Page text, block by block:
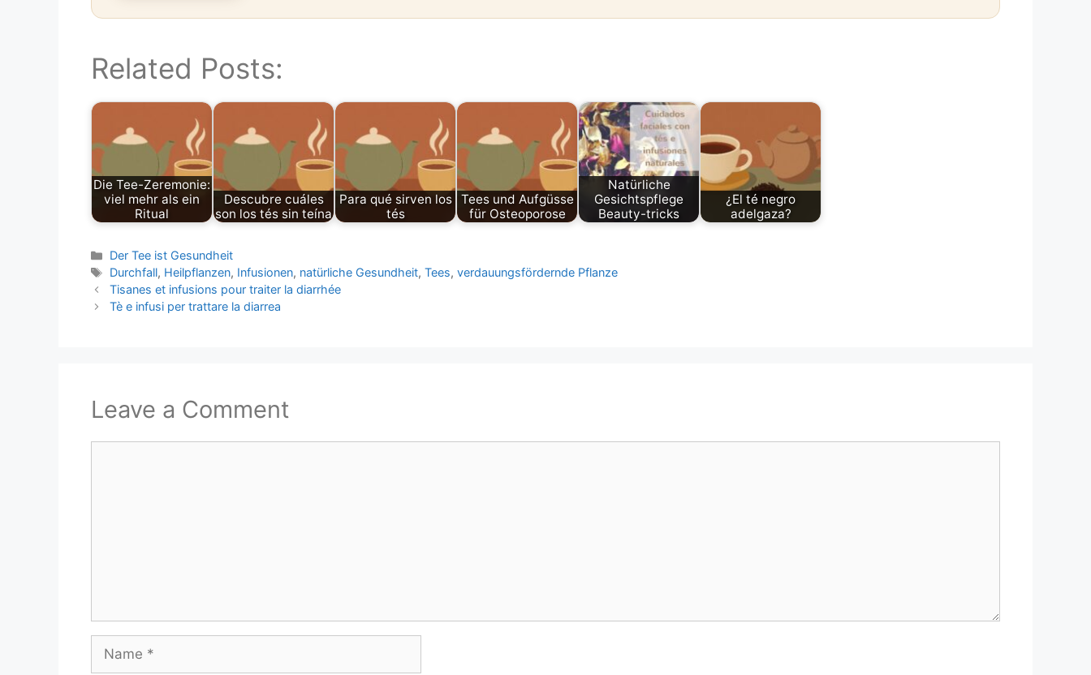
Related Posts:
Die Tee-Zeremonie:
viel mehr als ein
Ritual
Descubre cuáles
son los tés sin teína
Para qué sirven los
tés
Tees und Aufgüsse
für Osteoporose
Natürliche
Gesichtspflege
Beauty-tricks
¿El té negro
adelgaza?
Categories
Der Tee ist Gesundheit
Tags
Durchfall, Heilpflanzen, Infusionen, natürliche Gesundheit,Tees,verdauungsfördernde Pflanze
Tisanes et infusions pour traiter la diarrhée
Tè e infusi per trattare la diarrea
Leave a Comment
Name